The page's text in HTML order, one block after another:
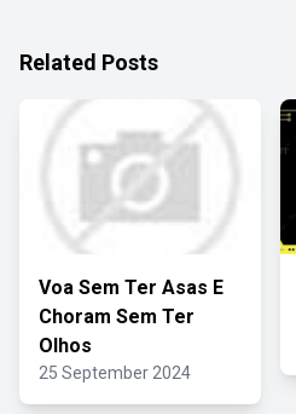
Related Posts
Voa Sem Ter Asas E
Choram Sem Ter
Olhos
25 September 2024